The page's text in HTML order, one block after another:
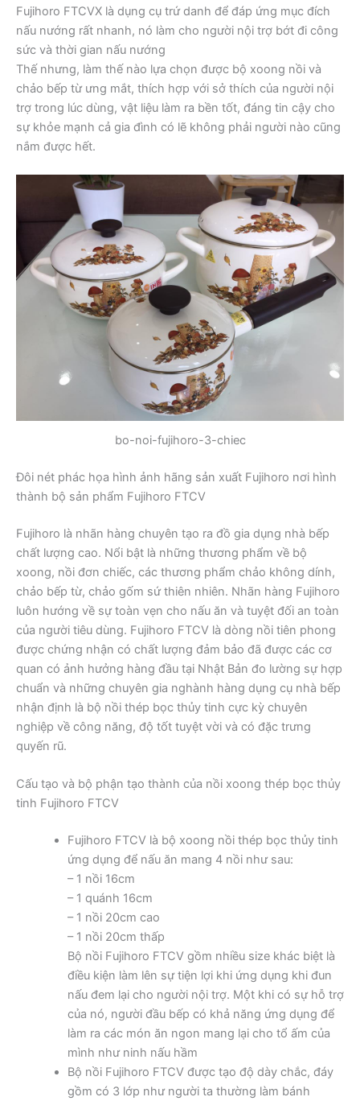
Fujihoro FTCVX là dụng cụ trứ danh để đáp ứng mục đích
nấu nướng rất nhanh, nó làm cho người nội trợ bớt đi công
sức và thời gian nấu nướng
Thế nhưng, làm thế nào lựa chọn được bộ xoong nồi và
chảo bếp từ ưng mắt, thích hợp với sở thích của người nội
trợ trong lúc dùng, vật liệu làm ra bền tốt, đáng tin cậy cho
sự khỏe mạnh cả gia đình có lẽ không phải người nào cũng
nắm được hết.
bo-noi-fujihoro-3-chiec
Đôi nét phác họa hình ảnh hãng sản xuất Fujihoro nơi hình
thành bộ sản phẩm Fujihoro FTCV
Fujihoro là nhãn hàng chuyên tạo ra đồ gia dụng nhà bếp
chất lượng cao. Nổi bật là những thương phẩm về bộ
xoong, nồi đơn chiếc, các thương phẩm chảo không dính,
chảo bếp từ, chảo gốm sứ thiên nhiên. Nhãn hàng Fujihoro
luôn hướng về sự toàn vẹn cho nấu ăn và tuyệt đối an toàn
của người tiêu dùng. Fujihoro FTCV là dòng nồi tiên phong
được chứng nhận có chất lượng đảm bảo đã được các cơ
quan có ảnh hưởng hàng đầu tại Nhật Bản đo lường sự hợp
chuẩn và những chuyên gia nghành hàng dụng cụ nhà bếp
nhận định là bộ nồi thép bọc thủy tinh cực kỳ chuyên
nghiệp về công năng, độ tốt tuyệt vời và có đặc trưng
quyến rũ.
Cấu tạo và bộ phận tạo thành của nồi xoong thép bọc thủy
tinh Fujihoro FTCV
Fujihoro FTCV là bộ xoong nồi thép bọc thủy tinh
ứng dụng để nấu ăn mang 4 nồi như sau:
– 1 nồi 16cm
– 1 quánh 16cm
– 1 nồi 20cm cao
– 1 nồi 20cm thấp
Bộ nồi Fujihoro FTCV gồm nhiều size khác biệt là
điều kiện làm lên sự tiện lợi khi ứng dụng khi đun
nấu đem lại cho người nội trợ. Một khi có sự hỗ trợ
của nó, người đầu bếp có khả năng ứng dụng để
làm ra các món ăn ngon mang lại cho tổ ấm của
mình như ninh nấu hầm
Bộ nồi Fujihoro FTCV được tạo độ dày chắc, đáy
gồm có 3 lớp như người ta thường làm bánh